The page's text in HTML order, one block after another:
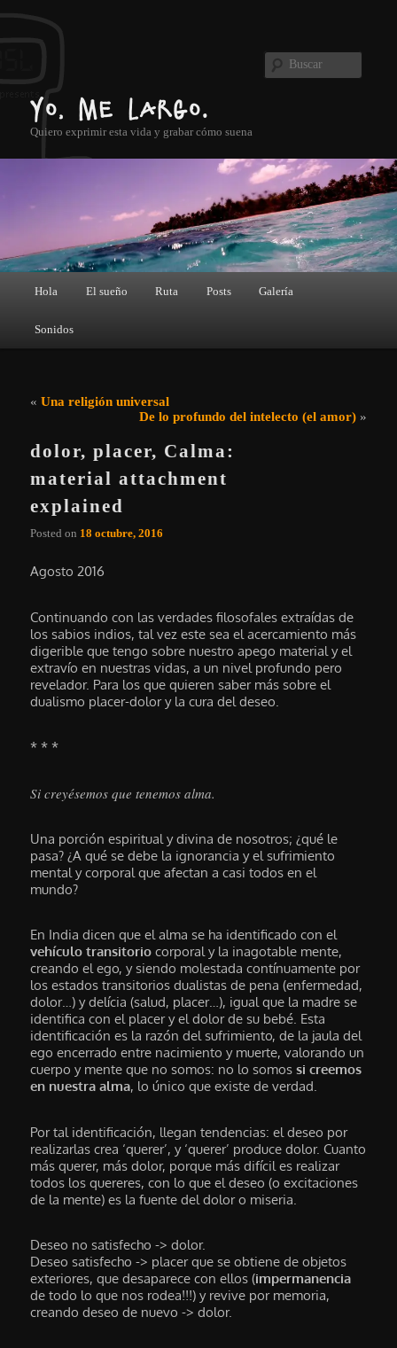
Yo, me largo.
Quiero exprimir esta vida y grabar cómo suena
Buscar
Hola
El sueño Ruta Posts Galería
Sonidos
Navegación de entradas
«Una religión universal
De lo profundo del intelecto (el amor)»
dolor, placer, Calma:
material attachment
explained
Posted on 18 octubre, 2016
Agosto 2016
Continuando con las verdades filosofales extraídas de
los sabios indios, tal vez este sea el acercamiento más
digerible que tengo sobre nuestro apego material y el
extravío en nuestras vidas, a un nivel profundo pero
revelador. Para los que quieren saber más sobre el
dualismo placer-dolor y la cura del deseo.
* * *
Si creyésemos que tenemos alma.
Una porción espiritual y divina de nosotros; ¿qué le
pasa? ¿A qué se debe la ignorancia y el sufrimiento
mental y corporal que afectan a casi todos en el
mundo?
En India dicen que el alma se ha identificado con el
vehículo transitorio corporal y la inagotable mente,
creando el ego, y siendo molestada contínuamente por
los estados transitorios dualistas de pena (enfermedad,
dolor…) y delícia (salud, placer…), igual que la madre se
identifica con el placer y el dolor de su bebé. Esta
identificación es la razón del sufrimiento, de la jaula del
ego encerrado entre nacimiento y muerte, valorando un
cuerpo y mente que no somos: no lo somossi creemos
en nuestra alma, lo único que existe de verdad.
Por tal identificación, llegan tendencias: el deseo por
realizarlas crea ‘querer’, y ‘querer’ produce dolor. Cuanto
más querer, más dolor, porque más difícil es realizar
todos los quereres, con lo que el deseo (o excitaciones
de la mente) es la fuente del dolor o miseria.
Deseo no satisfecho -> dolor.
Deseo satisfecho -> placer que se obtiene de objetos
exteriores, que desaparece con ellos (impermanencia
de todo lo que nos rodea!!!) y revive por memoria,
creando deseo de nuevo -> dolor.